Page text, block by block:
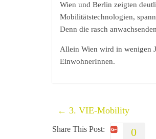
Wien und Berlin zeigten
Mobilitätstechnologien,
Denn die rasch
Allein Wien wird in wenigen
EinwohnerInnen.
← 3. VIE-Mobility
Share This Post: 0